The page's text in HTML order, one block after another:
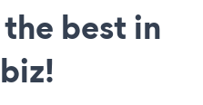
best in